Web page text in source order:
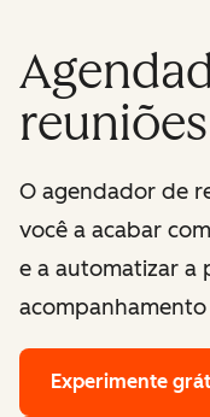
O agendador de
você a acabar
e a automatizar a
Experimente